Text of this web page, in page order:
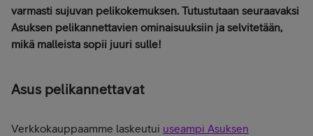
varmasti sujuvan pelikokemuksen. Tutustutaan seuraavaksi
Asuksen pelikannettavien ominaisuuksiin ja selvitetään,
mikä malleista sopii juuri sulle!
Asus pelikannettavat
Verkkokauppaamme laskeutui useampi Asuksen